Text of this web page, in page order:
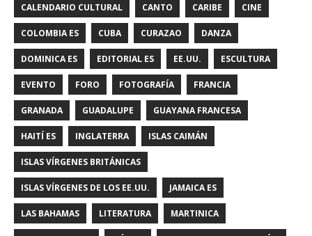
CALENDARIO CULTURAL CANTO CARIBE CINE
COLOMBIA ES CUBA CURAZAO DANZA
DOMINICA ES EDITORIAL ES EE.UU. ESCULTURA
EVENTO FORO FOTOGRAFÍA FRANCIA
GRANADA GUADALUPE GUAYANA FRANCESA
HAITÍ ES INGLATERRA ISLAS CAIMÁN
ISLAS VÍRGENES BRITÁNICAS
ISLAS VÍRGENES DE LOS EE.UU. JAMAICA ES
LAS BAHAMAS LITERATURA MARTINICA